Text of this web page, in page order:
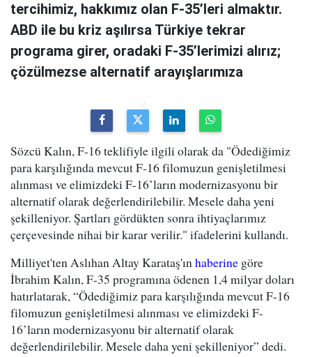
tercihimiz, hakkımız olan F-35’leri almaktır.
ABD ile bu kriz aşılırsa Türkiye tekrar
programa girer, oradaki F-35’lerimizi alırız;
çözülmezse alternatif arayışlarımıza
Sözcü Kalın, F-16 teklifiyle ilgili olarak da "Ödediğimiz
para karşılığında mevcut F-16 filomuzun genişletilmesi
alınması ve elimizdeki F-16’ların modernizasyonu bir
alternatif olarak değerlendirilebilir. Mesele daha yeni
şekilleniyor. Şartları gördükten sonra ihtiyaçlarımız
çerçevesinde nihai bir karar verilir." ifadelerini kullandı.
Milliyet'ten Aslıhan Altay Karataş'ınhaberine göre
İbrahim Kalın, F-35 programına ödenen 1,4 milyar doları
hatırlatarak, “Ödediğimiz para karşılığında mevcut F-16
filomuzun genişletilmesi alınması ve elimizdeki F-
16’ların modernizasyonu bir alternatif olarak
değerlendirilebilir. Mesele daha yeni şekilleniyor” dedi.